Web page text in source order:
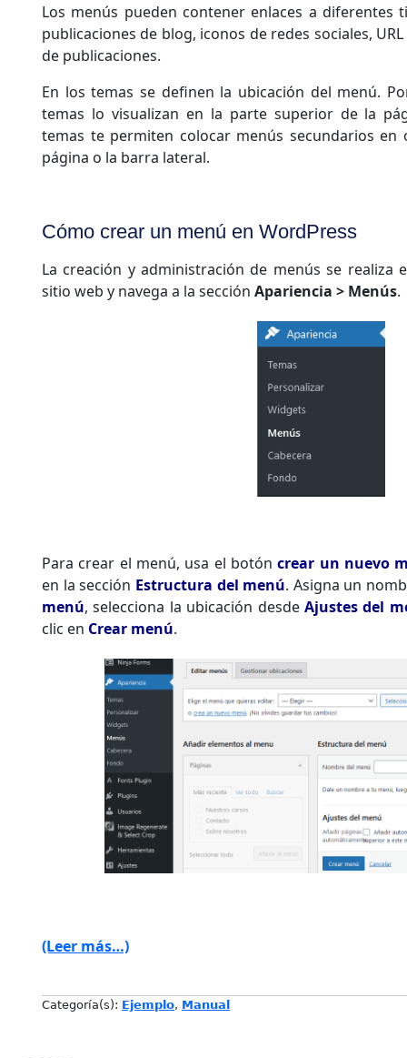
Los menús pueden contener enlaces a diferentes
publicaciones de blog, iconos de redes sociales,
de publicaciones.
En los temas se definen la ubicación del menú.
temas lo visualizan en la parte superior de la
temas te permiten colocar menús secundarios en
página o la barra lateral.
Cómo crear un menú en WordPress
La creación y administración de menús se
sitio web y navega a la sección Apariencia > Menús.
Para crear el menú, usa el botóncrear un nuevo
en la sección Estructura del menú. Asigna un
menú, selecciona la ubicación desde Ajustes del
clic en Crear menú.
(Leer más…)
Categoría(s): Ejemplo, Manual